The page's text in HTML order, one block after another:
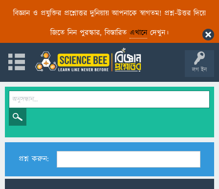
বিজ্ঞান ও প্রযুক্তির প্রশ্নোত্তর দুনিয়ায় আপনাকে স্বাগতম! প্রশ্ন-উত্তর দিয়ে
জিতে নিন পুরস্কার, বিস্তারিত এখানেদেখুন।
লগ ইন
প্রশ্ন করুন: